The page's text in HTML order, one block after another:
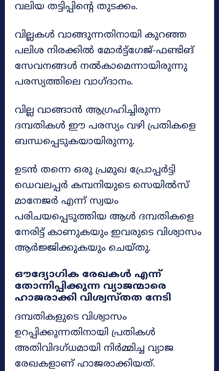
വലിയ തട്ടിപ്പിന്റെ തുടക്കം.
വില്ലകൾ വാങ്ങുന്നതിനായി കുറഞ്ഞ
പലിശ നിരക്കിൽ മോർട്ട്ഗേജ്-ഫണ്ടിങ്
സേവനങ്ങൾ നൽകാമെന്നായിരുന്നു
പരസ്യത്തിലെ വാഗ്ദാനം.
വില്ല വാങ്ങാൻ ആഗ്രഹിച്ചിരുന്ന
ദമ്പതികൾ ഈ പരസ്യം വഴി പ്രതികളെ
ബന്ധപ്പെടുകയായിരുന്നു.
ഉടൻ തന്നെ ഒരു പ്രമുഖ പ്രോപ്പർട്ടി
ഡെവലപ്പർ കമ്പനിയുടെ സെയിൽസ്
മാനേജർ എന്ന് സ്വയം
പരിചയപ്പെടുത്തിയ ആൾ ദമ്പതികളെ
നേരിട്ട് കാണുകയും ഇവരുടെ വിശ്വാസം
ആർജ്ജിക്കുകയും ചെയ്തു.
ഔദ്യോഗിക രേഖകൾ എന്ന്
തോന്നിപ്പിക്കുന്ന വ്യാജന്മാരെ
ഹാജരാക്കി വിശ്വസ്തത നേടി
ദമ്പതികളുടെ വിശ്വാസം
ഉറപ്പിക്കുന്നതിനായി പ്രതികൾ
അതിവിദഗ്ധമായി നിർമ്മിച്ച വ്യാജ
രേഖകളാണ് ഹാജരാക്കിയത്.